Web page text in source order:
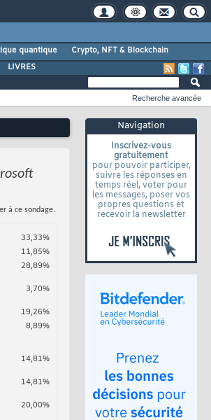
quantique
Crypto, NFT & Blockchain
LIVRES
Navigation
Inscrivez-vous
gratuitement
pour pouvoir participer,
suivre les réponses en
temps réel, voter pour
les messages, poser vos
propres questions et
recevoir la newsletter
Recherche avancée
à ce sondage.
33,33%
11,85%
28,89%
3,70%
19,26%
8,89%
14,81%
14,81%
20,00%